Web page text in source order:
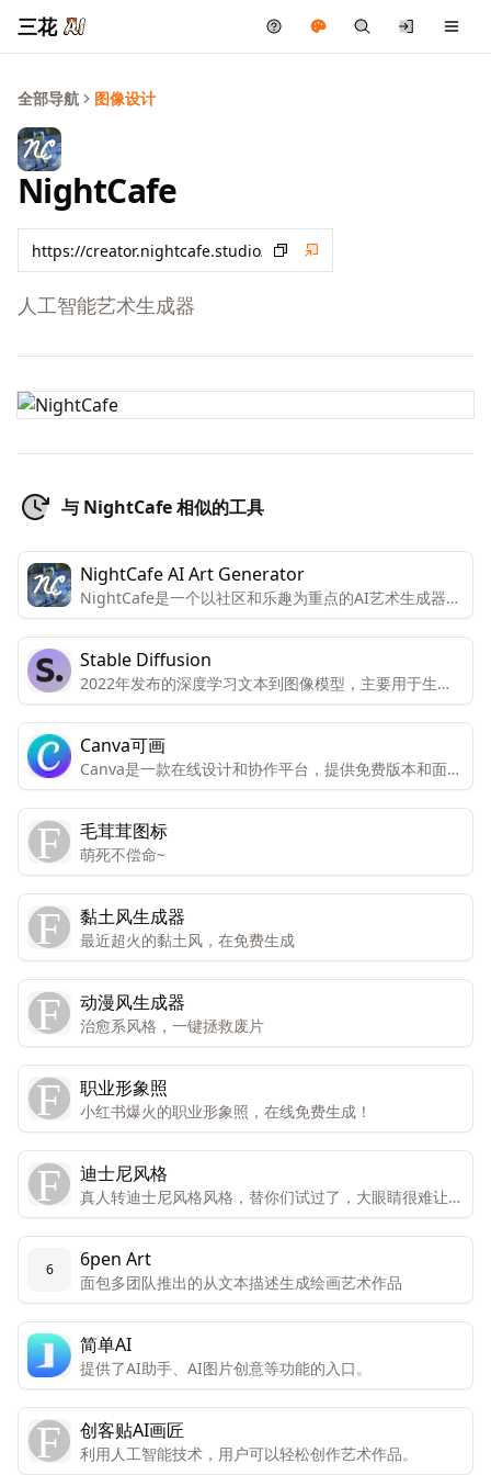
三花
全部导航 图像设计
NightCafe
人工智能艺术生成器
与 NightCafe 相似的工具
NightCafe AI Art Generator
NightCafe是一个以社区和乐趣为重点的AI艺术生成器，
鼓励用户分享图像和提示，参与AI艺术挑战，与其他AI艺
术爱好者交流。
Stable Diffusion
2022年发布的深度学习文本到图像模型，主要用于生成
基于文本描述的详细图像，为图像生成和处理提供了更多
的可能性。
Canva可画
Canva是一款在线设计和协作平台，提供免费版本和面向
个人和团队的高级版本。高级版本包括所有功能和内容，
而免费版本只能有限访问。Canva还提供免费访问注册的
非营利组织和教育机构。Canva提供数千种专业模板、图
像和高质量内容，可创建设计、演示文稿、视频和社交媒
体内容。
毛茸茸图标
萌死不偿命~
黏土风生成器
最近超火的黏土风，在免费生成
动漫风生成器
治愈系风格，一键拯救废片
职业形象照
小红书爆火的职业形象照，在线免费生成！
迪士尼风格
真人转迪士尼风格风格，替你们试过了，大眼睛很难让人
不喜欢。
6 6pen Art
面包多团队推出的从文本描述生成绘画艺术作品
简单AI
提供了AI助手、AI图片创意等功能的入口。
创客贴AI画匠
利用人工智能技术，用户可以轻松创作艺术作品。